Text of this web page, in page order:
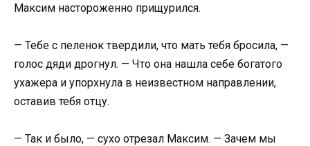
Максим настороженно прищурился.
— Тебе с пеленок твердили, что мать тебя бросила, —
голос дяди дрогнул. — Что она нашла себе богатого
ухажера и упорхнула в неизвестном направлении,
оставив тебя отцу.
— Так и было, — сухо отрезал Максим. — Зачем мы